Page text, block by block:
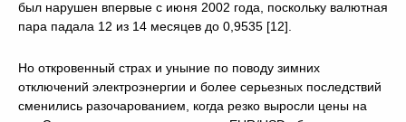
был нарушен впервые с июня 2002 года, поскольку валютная
пара падала 12 из 14 месяцев до 0,9535 [12].
Но откровенный страх и уныние по поводу зимних
отключений электроэнергии и более серьезных последствий
сменились разочарованием, когда резко выросли цены на